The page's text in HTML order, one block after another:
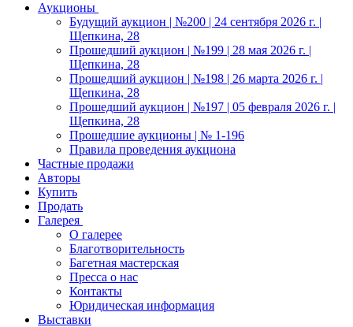
Аукционы
Будущий аукцион | №200 | 24 сентября 2026 г. |
Щепкина, 28
Прошедший аукцион | №199 | 28 мая 2026 г. |
Щепкина, 28
Прошедший аукцион | №198 | 26 марта 2026 г. |
Щепкина, 28
Прошедший аукцион | №197 | 05 февраля 2026 г. |
Щепкина, 28
Прошедшие аукционы | № 1-196
Правила проведения аукциона
Частные продажи
Авторы
Купить
Продать
Галерея
О галерее
Благотворительность
Багетная мастерская
Пресса о нас
Контакты
Юридическая информация
Выставки